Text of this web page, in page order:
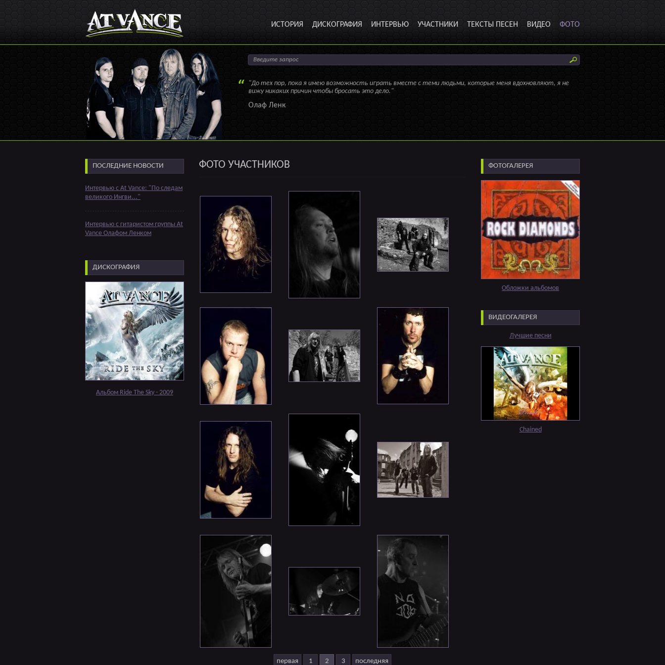
ИСТОРИЯ ДИСКОГРАФИЯ ИНТЕРВЬЮ УЧАСТНИКИ ТЕКСТЫ ПЕСЕН ВИДЕО ФОТО
"До тех пор, пока я имею возможность играть вместе с теми людьми, которые меня вдохновляют, я не
вижу никаких причин чтобы бросать это дело."
Олаф Ленк
ПОСЛЕДНИЕ НОВОСТИ
Интервью с At Vance: "По следам
великого Ингви..."
Интервью с гитаристом группы At
Vance Олафом Ленком
ДИСКОГРАФИЯ
Альбом Ride The Sky - 2009
ФОТО УЧАСТНИКОВ
первая 1 2 3 последняя
ФОТОГАЛЕРЕЯ
Обложки альбомов
ВИДЕОГАЛЕРЕЯ
Лучшие песни
Chained